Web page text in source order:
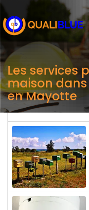
Les services
maison
en Mayotte